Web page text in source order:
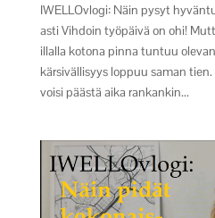
IWELLOvlogi: Näin pysyt
asti Vihdoin työpäivä on ohi!
illalla kotona pinna tuntuu
kärsivällisyys loppuu saman
voisi päästä aika rankankin...